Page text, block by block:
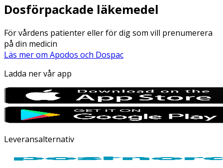
Dosförpackade läkemedel
För vårdens patienter eller för dig som vill prenumerera
på din medicin
Läs mer om Apodos och Dospac
Ladda ner vår app
Leveransalternativ